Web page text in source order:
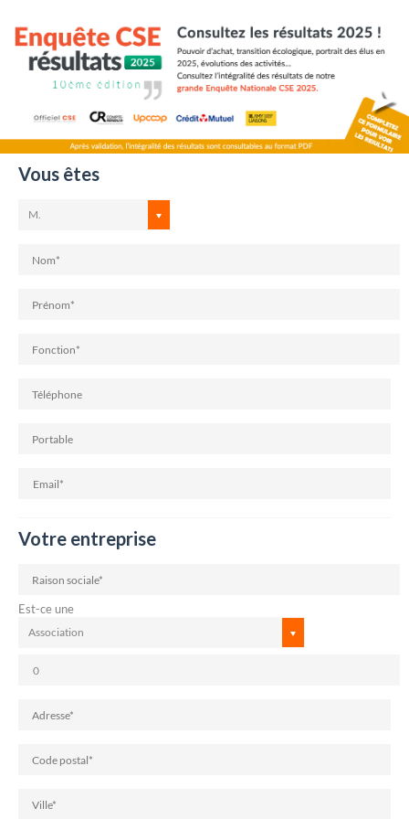
Vous êtes
M.
Votre entreprise
Est-ce une
Association